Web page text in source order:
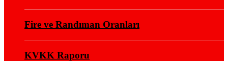
Fire ve Randıman Oranları
KVKK Raporu